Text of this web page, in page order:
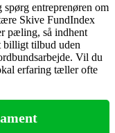
spørg entreprenøren om
Skive FundIndex
pæling, så indhent
tilbud uden
Vil du
erfaring tæller ofte